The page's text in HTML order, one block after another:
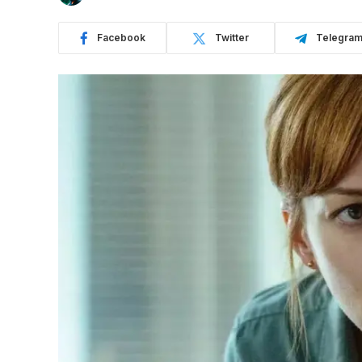
Facebook Twitter Telegram